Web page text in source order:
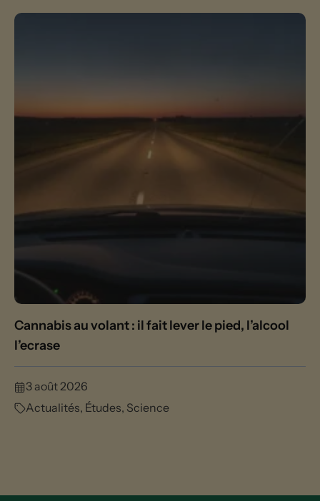
Cannabis au volant : il fait lever le pied, l’alcool
l’ecrase
3 août 2026
Actualités, Études, Science